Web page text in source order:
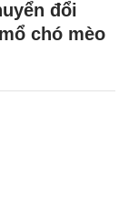
đổi
chó mèo